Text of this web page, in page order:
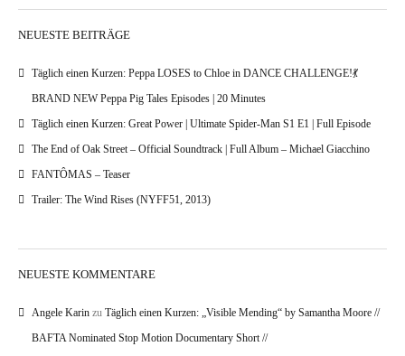
NEUESTE BEITRÄGE
Täglich einen Kurzen: Peppa LOSES to Chloe in DANCE CHALLENGE!💃
BRAND NEW Peppa Pig Tales Episodes | 20 Minutes
Täglich einen Kurzen: Great Power | Ultimate Spider-Man S1 E1 | Full Episode
The End of Oak Street – Official Soundtrack | Full Album – Michael Giacchino
FANTÔMAS – Teaser
Trailer: The Wind Rises (NYFF51, 2013)
NEUESTE KOMMENTARE
Angele Karin zu Täglich einen Kurzen: „Visible Mending“ by Samantha Moore //
BAFTA Nominated Stop Motion Documentary Short //